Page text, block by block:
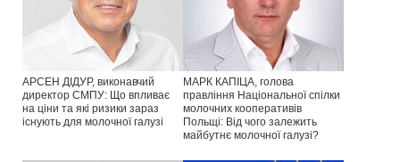
АРСЕН ДІДУР, виконавчий
директор СМПУ: Що впливає
на ціни та які ризики зараз
існують для молочної галузі
МАРК КАПІЦА, голова
правління Національної спілки
молочних кооперативів
Польщі: Від чого залежить
майбутнє молочної галузі?